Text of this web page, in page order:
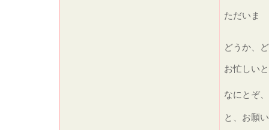
ただいま
どうか、
お忙しい
なにとぞ、
と、お願